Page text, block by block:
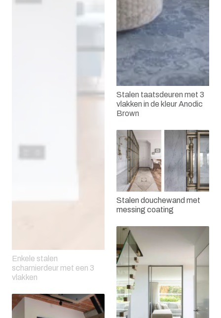
Enkele stalen
scharnierdeur met een 3
vlakken
Stalen taatsdeuren met 3
vlakken in de kleur Anodic
Brown
Stalen douchewand met
messing coating